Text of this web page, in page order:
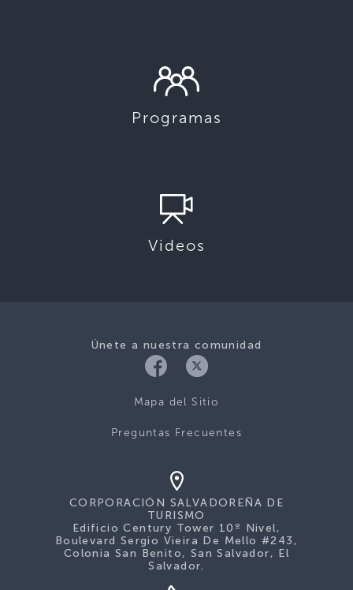
Programas
Videos
Únete a nuestra comunidad
Mapa del Sitio
Preguntas Frecuentes
CORPORACIÓN SALVADOREÑA DE
TURISMO
Edificio Century Tower 10º Nivel,
Boulevard Sergio Vieira De Mello #243,
Colonia San Benito, San Salvador, El
Salvador.